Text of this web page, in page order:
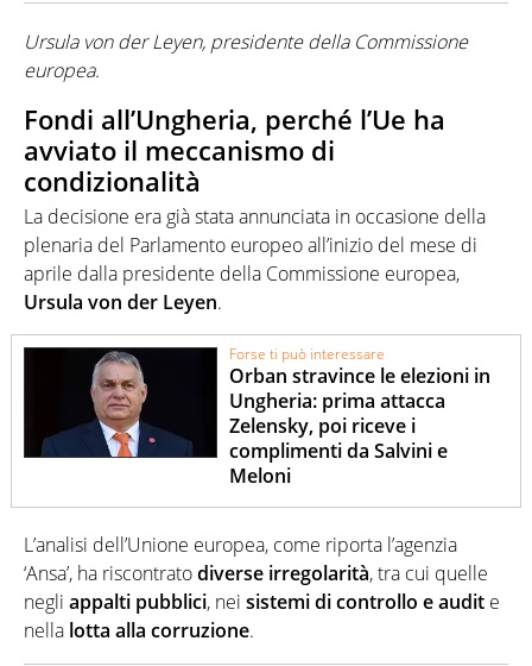
Ursula von der Leyen, presidente della Commissione
europea.
Fondi all’Ungheria, perché l’Ue ha
avviato il meccanismo di
condizionalità
La decisione era già stata annunciata in occasione della
plenaria del Parlamento europeo all’inizio del mese di
aprile dalla presidente della Commissione europea,
Ursula von der Leyen.
Forse ti può interessare
Orban stravince le elezioni in
Ungheria: prima attacca
Zelensky, poi riceve i
complimenti da Salvini e
Meloni
L’analisi dell’Unione europea, come riporta l’agenzia
‘Ansa’, ha riscontratodiverse irregolarità, tra cui quelle
negli appalti pubblici, nei sistemi di controllo e audit e
nella lotta alla corruzione.